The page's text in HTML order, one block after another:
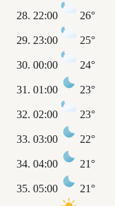
22:00 26°
23:00 25°
00:00 24°
01:00 23°
02:00 23°
03:00 22°
04:00 21°
05:00 21°